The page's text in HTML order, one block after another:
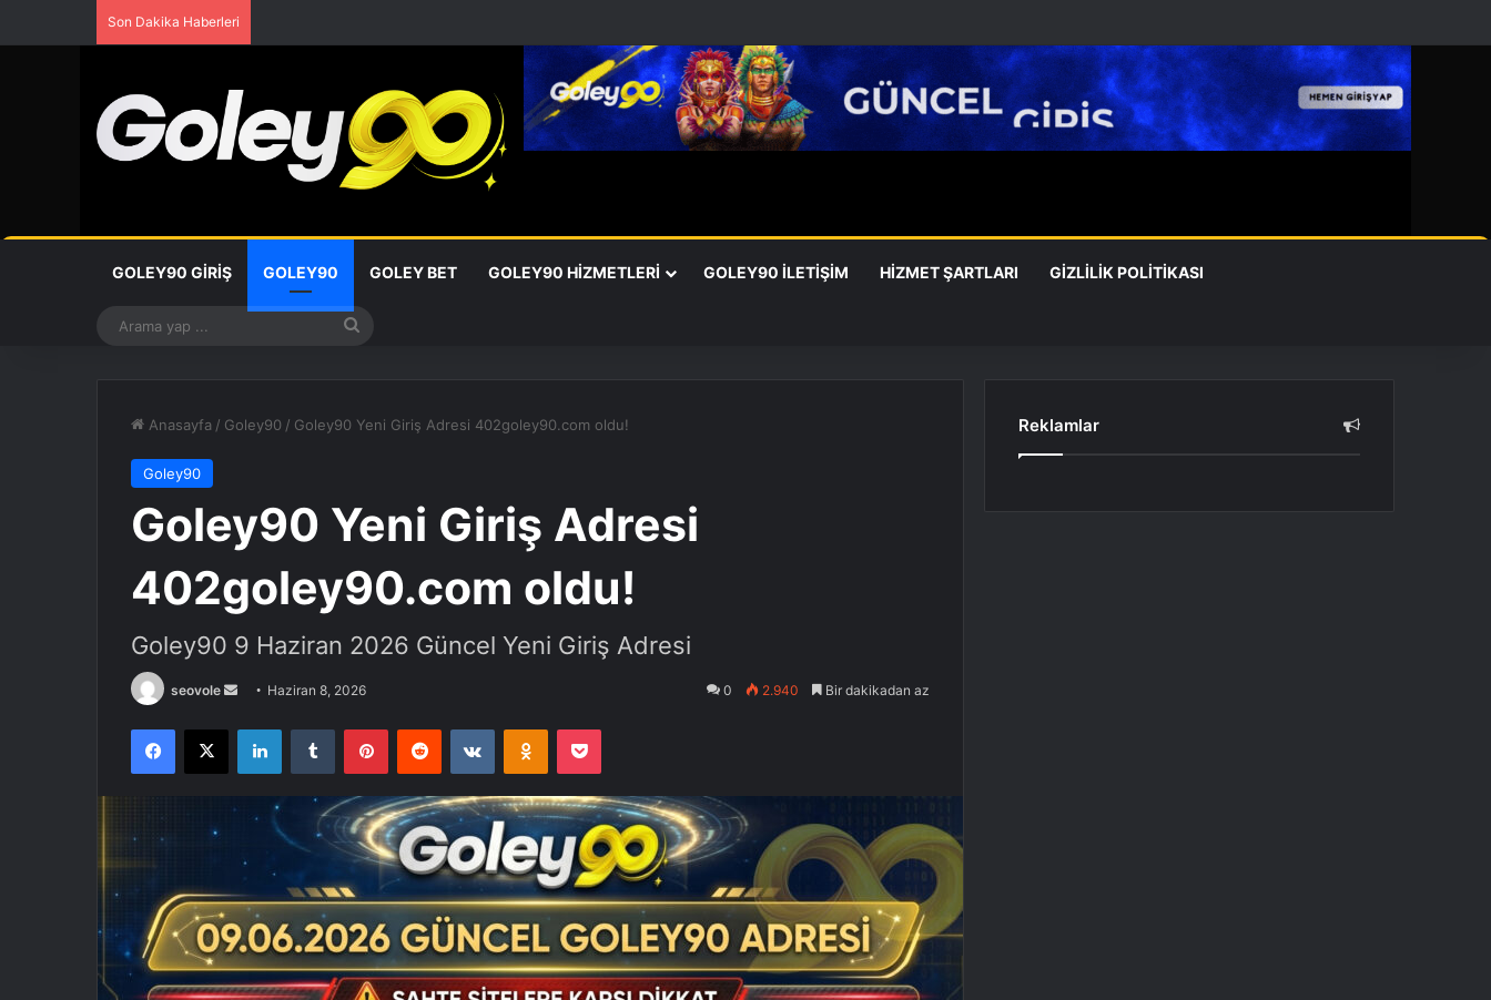
Son Dakika Haberleri
GOLEY90 GIRIŞ GOLEY90 GOLEY BET GOLEY90 HIZMETLERI GOLEY90 İLETIŞIM HIZMET ŞARTLARI GIZLILIK POLITIKASI
Anasayfa / Goley90 / Goley90 Yeni Giriş Adresi 402goley90.com oldu!
Goley90
Goley90 Yeni Giriş Adresi
402goley90.com oldu!
Goley90 9 Haziran 2026 Güncel Yeni Giriş Adresi
seovole
Bir
posta
göndermek
Haziran 8, 2026 0 2.940 Bir dakikadan az
Facebook
X LinkedInTumblr PinterestReddit VKontakteOdnoklassniki
Pocket
Reklamlar